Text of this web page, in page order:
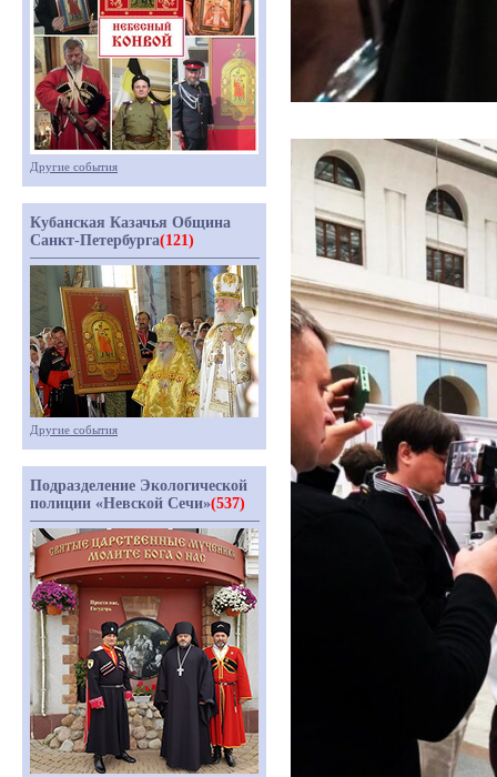
Другие события
Кубанская Казачья Община
Санкт-Петербурга(121)
Другие события
Подразделение Экологической
полиции «Невской Сечи»(537)